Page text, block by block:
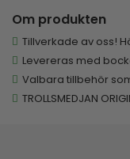
Om produkten
Tillverkade av oss!
Levereras med
Valbara tillbehör
TROLLSMEDJAN